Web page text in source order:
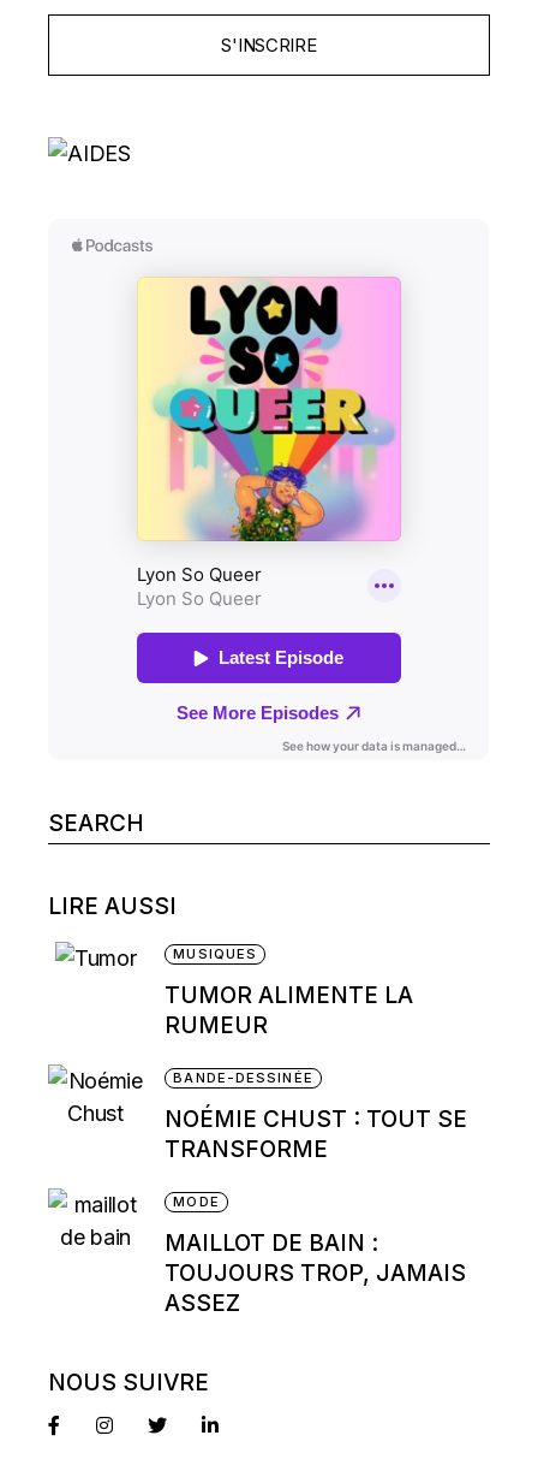
S'INSCRIRE
Search
for:
LIRE AUSSI
MUSIQUES
TUMOR ALIMENTE LA
RUMEUR
BANDE-DESSINÉE
NOÉMIE CHUST : TOUT SE
TRANSFORME
MODE
MAILLOT DE BAIN :
TOUJOURS TROP, JAMAIS
ASSEZ
NOUS SUIVRE